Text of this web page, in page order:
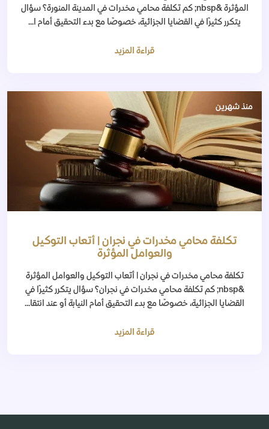
المؤثرة &nbsp; كم تكلفة محامي مخدرات في المدينة المنورة؟ سؤال
يتكرر كثيرًا في القضايا الجزائية، خصوصًا مع بدء التحقيق أمام ا...
قراءة المزيد
منذ شهرين
تكلفة محامي مخدرات في نجران | أتعاب التوكيل
والعوامل المؤثرة
تكلفة محامي مخدرات في نجران | أتعاب التوكيل والعوامل المؤثرة
&nbsp; كم تكلفة محامي مخدرات في نجران؟ سؤال يتكرر كثيرًا في
القضايا الجزائية، خصوصًا مع بدء التحقيق أمام النيابة أو عند انتقا...
قراءة المزيد